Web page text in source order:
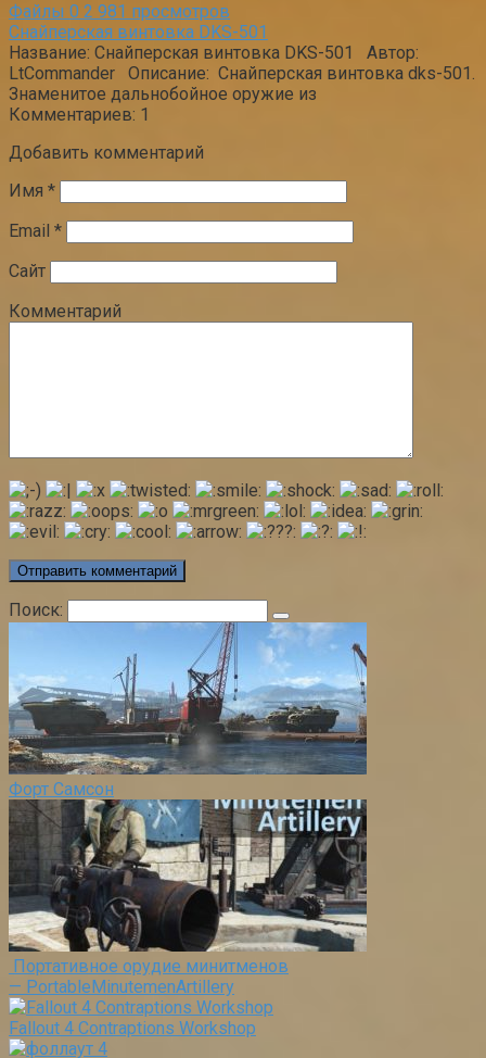
Файлы 0 2 981 просмотров
Снайперская винтовка DKS-501
Название: Снайперская винтовка DKS-501 Автор:
LtCommander Описание: Снайперская винтовка dks-501.
Знаменитое дальнобойное оружие из
Комментариев: 1
Добавить комментарий
Имя *
Email *
Сайт
Комментарий
Поиск:
Форт Самсон
Портативное орудие минитменов
— PortableMinutemenArtillery
Fallout 4 Contraptions Workshop